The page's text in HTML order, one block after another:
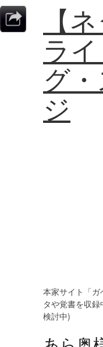
【
ラ
グ
ジ
本家サイト「
タや覚書を収
検討中)